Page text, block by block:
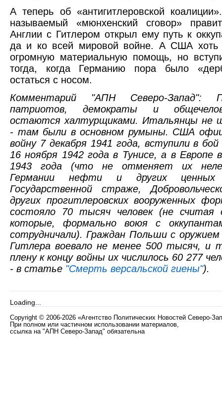
А теперь об «антигитлеровской
называемый «мюнхенский сговор»
Англии с Гитлером открыл ему путь к
да и ко всей мировой войне. А США
огромную материальную помощь, но
тогда, когда Германию пора было
остаться с носом.
Комментарий "АПН Северо-Запад":
патриотов, демократы и
остаются халтурщиками. Итальянцы не
- там были в основном румыны. США
войну 7 декабря 1941 года, вступили в
16 ноября 1942 года в Тунисе, а в Европе
1943 года (что не отменяет их
Германии нефти и других ценных
Государственной страже,
других прогитлеровских вооруженных
состояло 70 тысяч человек (не считая
которые, формально воюя с
сотрудничали). Граждан Польши с оружием
Гитлера воевало не менее 500 тысяч, и
плену к концу войны их числилось 60 277
- в статье "Смерть версальской гиены").
Loading...
Copyright © 2006-2026 «Агентство Политических Новостей Северо-
При полном или частичном использовании материалов,
ссылка на "АПН Северо-Запад" обязательна